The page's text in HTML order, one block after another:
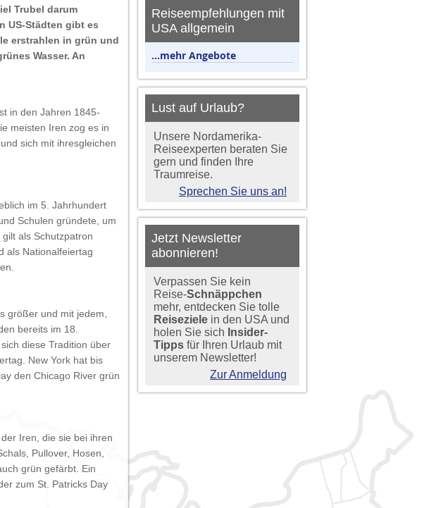
Trubel darum
US-Städten gibt es
erstrahlen in grün und
Wasser. An
in den Jahren 1845-
meisten Iren zog es in
sich mit ihresgleichen
im 5. Jahrhundert
Schulen gründete, um
als Schutzpatron
als Nationalfeiertag
größer und mit jedem,
bereits im 18.
diese Tradition über
New York hat bis
den Chicago River grün
Iren, die sie bei ihren
Pullover, Hosen,
grün gefärbt. Ein
zum St. Patricks Day
Reiseempfehlungen mit
USA allgemein
...mehr Angebote
Lust auf Urlaub?
Unsere Nordamerika-
Reiseexperten beraten Sie
gern und finden Ihre
Traumreise.
Sprechen Sie uns an!
Jetzt Newsletter
abonnieren!
Verpassen Sie kein
Reise-Schnäppchen
mehr, entdecken Sie tolle
Reiseziele in den USA und
holen Sie sich Insider-
Tipps für Ihren Urlaub mit
unserem Newsletter!
Zur Anmeldung